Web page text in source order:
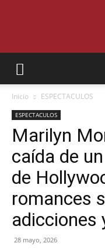
Inicio ESPECTACULOS
ESPECTACULOS
Marilyn
caída de
de
romances
adicciones
28 mayo, 2026